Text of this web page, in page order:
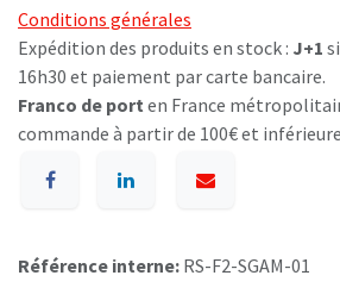
Conditions générales
Expédition des produits en stock : J+1
16h30 et paiement par carte bancaire.
Franco de port en France
commande à partir de 100€ et
Référence interne: RS-F2-SGAM-01